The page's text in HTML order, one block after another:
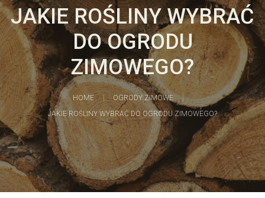
JAKIE ROŚLINY WYBRAĆ
DO OGRODU
ZIMOWEGO?
HOME
OGRODY ZIMOWE
JAKIE ROŚLINY WYBRAĆ DO OGRODU ZIMOWEGO?